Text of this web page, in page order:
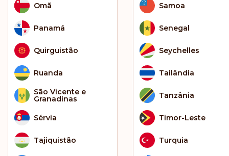
Omã
Panamá
Quirguistão
Ruanda
São Vicente e
Granadinas
Sérvia
Tajiquistão
Samoa
Senegal
Seychelles
Tailândia
Tanzânia
Timor-Leste
Turquia